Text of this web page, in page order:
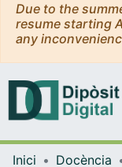
Due to the
resume starting
any
Inici Docència